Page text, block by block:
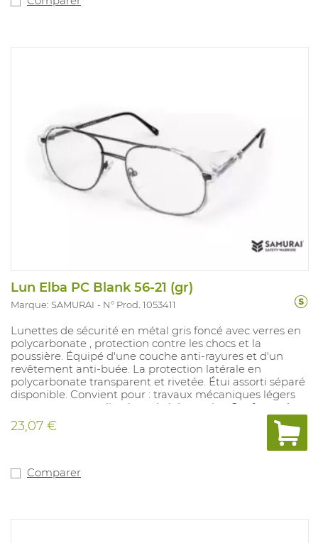
Lun Elba PC Blank 56-21 (gr)
Marque: SAMURAI N° Prod. 1053411
Lunettes de sécurité en métal gris foncé avec verres en
polycarbonate , protection contre les chocs et la
poussière. Équipé d'une couche anti-rayures et d'un
revêtement anti-buée. La protection latérale en
polycarbonate transparent et rivetée. Étui assorti séparé
disponible. Convient pour : travaux mécaniques légers
ou moyens et applications de laboratoire. Conforme à :
EN 166.
23,07 €
Comparer